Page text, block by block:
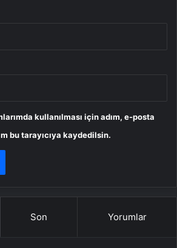
kullanılması için adım, e-posta
bu tarayıcıya kaydedilsin.
Son Yorumlar